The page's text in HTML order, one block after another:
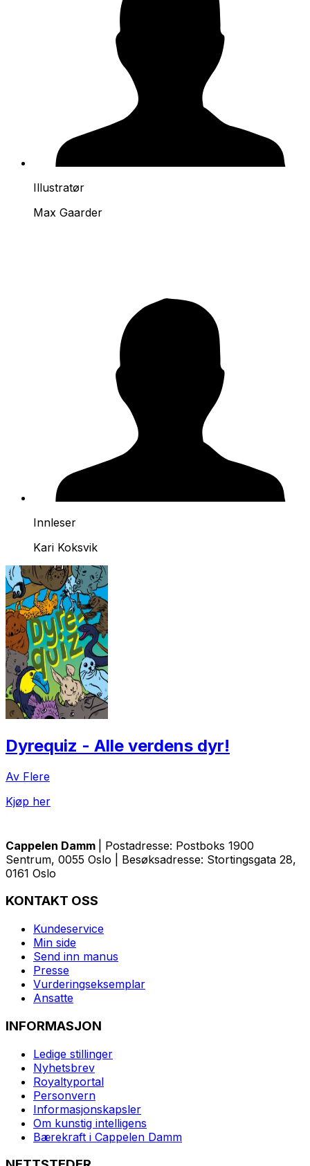
Illustratør
Max Gaarder
Innleser
Kari Koksvik
Dyrequiz - Alle verdens dyr!
Av Flere
Kjøp her
Cappelen Damm
| Postadresse: Postboks 1900
Sentrum, 0055 Oslo | Besøksadresse: Stortingsgata 28,
0161 Oslo
KONTAKT OSS
Kundeservice
Min side
Send inn manus
Presse
Vurderingseksemplar
Ansatte
INFORMASJON
Ledige stillinger
Nyhetsbrev
Royaltyportal
Personvern
Informasjonskapsler
Om kunstig intelligens
Bærekraft i Cappelen Damm